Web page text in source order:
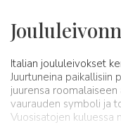
Italian joululeivokset
Juurtuneina paikallisiin
juurensa
vaurauden symboli ja
Vuosisatojen kuluessa